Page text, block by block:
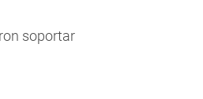
soportar